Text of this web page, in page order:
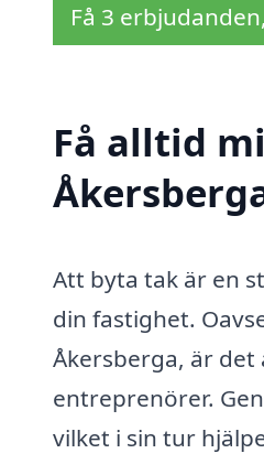
Få 3
Få alltid
Att byta tak är en
din fastighet.
Åkersberga, är
entreprenörer.
vilket i sin tur